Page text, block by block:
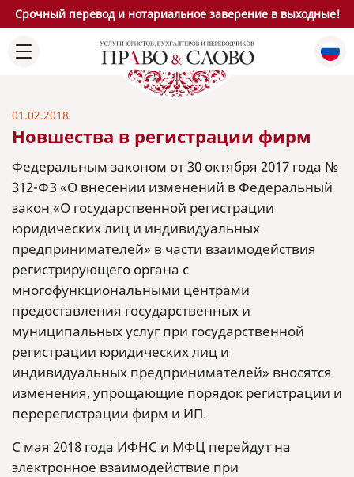
Срочный перевод и нотариальное заверение в выходные!
01.02.2018
Новшества в регистрации фирм
Федеральным законом от 30 октября 2017 года №
312-ФЗ «О внесении изменений в Федеральный
закон «О государственной регистрации
юридических лиц и индивидуальных
предпринимателей» в части взаимодействия
регистрирующего органа с
многофункциональными центрами
предоставления государственных и
муниципальных услуг при государственной
регистрации юридических лиц и
индивидуальных предпринимателей» вносятся
изменения, упрощающие порядок регистрации и
перерегистрации фирм и ИП.
С мая 2018 года ИФНС и МФЦ перейдут на
электронное взаимодействие при